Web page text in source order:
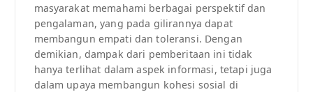
masyarakat memahami berbagai perspektif dan
pengalaman, yang pada gilirannya dapat
membangun empati dan toleransi. Dengan
demikian, dampak dari pemberitaan ini tidak
hanya terlihat dalam aspek informasi, tetapi juga
dalam upaya membangun kohesi sosial di